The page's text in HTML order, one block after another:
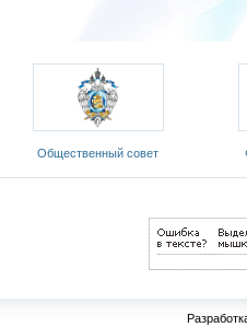
Общественный совет
Министерства образования и